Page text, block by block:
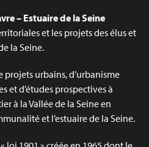
– Estuaire de la Seine
et les projets des élus et
la Seine.
projets urbains, d’urbanisme
et d’études prospectives à
à la Vallée de la Seine en
et l’estuaire de la Seine.